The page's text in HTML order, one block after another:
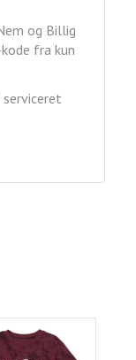
og Billig
fra kun
serviceret